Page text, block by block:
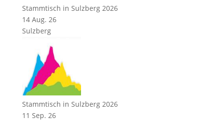
Stammtisch in Sulzberg 2026
14 Aug. 26
Sulzberg
Stammtisch in Sulzberg 2026
11 Sep. 26